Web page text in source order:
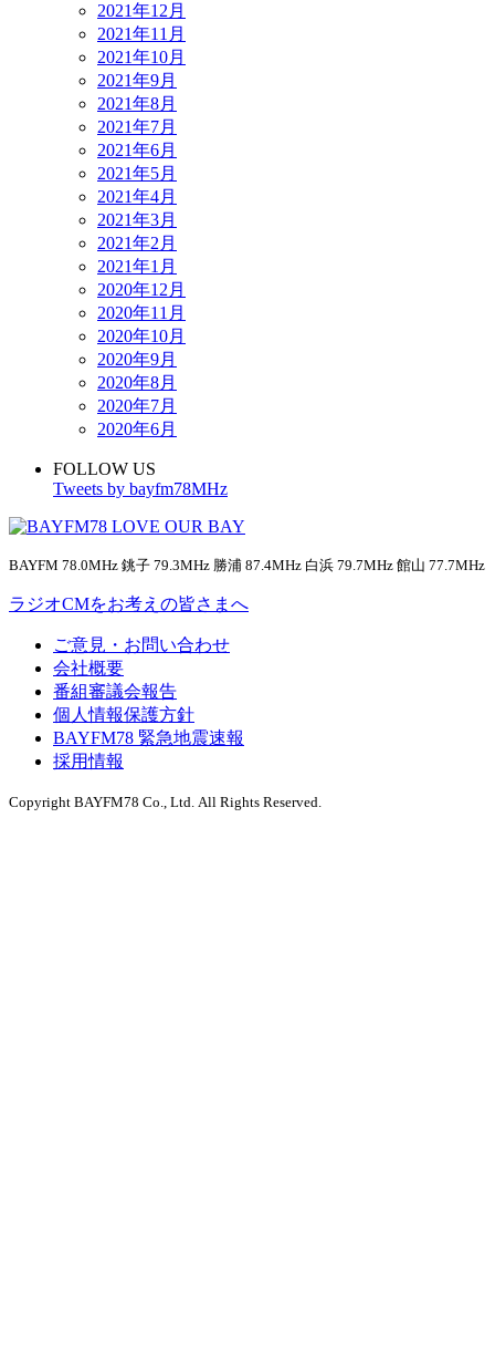
2021年12月
2021年11月
2021年10月
2021年9月
2021年8月
2021年7月
2021年6月
2021年5月
2021年4月
2021年3月
2021年2月
2021年1月
2020年12月
2020年11月
2020年10月
2020年9月
2020年8月
2020年7月
2020年6月
FOLLOW US
Tweets by bayfm78MHz
BAYFM 78.0MHz 銚子 79.3MHz 勝浦 87.4MHz 白浜 79.7MHz 館山 77.7MHz
ラジオCMをお考えの皆さまへ
ご意見・お問い合わせ
会社概要
番組審議会報告
個人情報保護方針
BAYFM78 緊急地震速報
採用情報
Copyright BAYFM78 Co., Ltd. All Rights Reserved.